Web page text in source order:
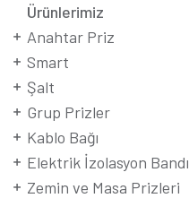
Ürünlerimiz
Anahtar Priz
Smart
Şalt
Grup Prizler
Kablo Bağı
Elektrik İzolasyon Bandı
Zemin ve Masa Prizleri